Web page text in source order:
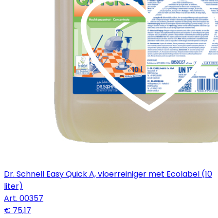
Dr. Schnell Easy Quick A, vloerreiniger met Ecolabel (10
liter)
Art. 00357
€ 75,17